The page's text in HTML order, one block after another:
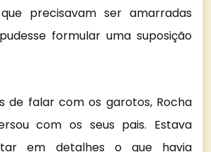
precisavam ser amarradas
formular uma suposição
com os garotos, Rocha
com os seus pais. Estava
em detalhes o que havia